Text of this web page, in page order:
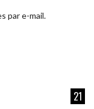
par e-mail.
21